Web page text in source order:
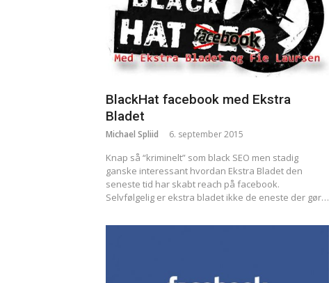
BlackHat facebook med Ekstra
Bladet
Michael Spliid 6. september 2015
Knap så “kriminelt” som black SEO men stadig
ganske interessant hvordan Ekstra Bladet den
seneste tid har skabt reach på facebook.
Selvfølgelig er ekstra bladet ikke de eneste der gør…